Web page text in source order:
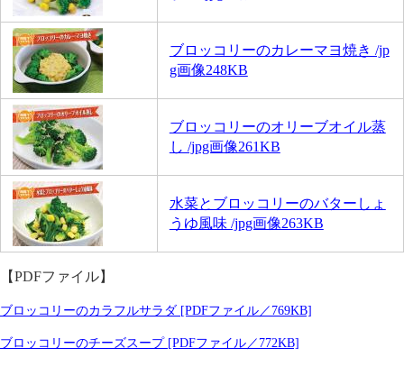
ブロッコリーのカレーマヨ焼き /jp
g画像248KB
ブロッコリーのオリーブオイル蒸
し /jpg画像261KB
水菜とブロッコリーのバターしょ
うゆ風味 /jpg画像263KB
【PDFファイル】
ブロッコリーのカラフルサラダ [PDFファイル／769KB]
ブロッコリーのチーズスープ [PDFファイル／772KB]